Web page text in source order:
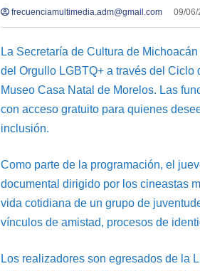
frecuenciamultimedia.adm@gmail.com 09/06/
La Secretaría de Cultura de
del Orgullo LGBTQ+ a través del
Museo Casa Natal de Morelos. Las
con acceso gratuito para quienes
inclusión.
Como parte de la programación, el
documental dirigido por los cineastas
vida cotidiana de un grupo de
vínculos de amistad, procesos de
Los realizadores son egresados de la